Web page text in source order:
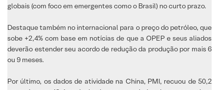
globais (com foco em emergentes como o Brasil) no curto prazo.
Destaque também no internacional para o preço do petróleo, que
sobe +2,4% com base em notícias de que a OPEP e seus aliados
deverão estender seu acordo de redução da produção por mais 6
ou 9 meses.
Por último, os dados de atividade na China, PMI, recuou de 50,2